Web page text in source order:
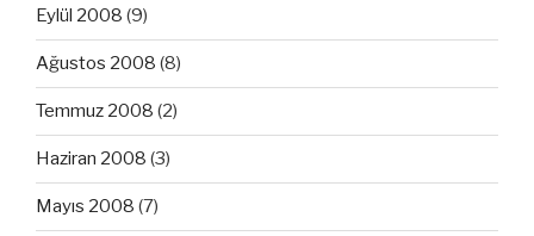
Eylül 2008 (9)
Ağustos 2008 (8)
Temmuz 2008 (2)
Haziran 2008 (3)
Mayıs 2008 (7)